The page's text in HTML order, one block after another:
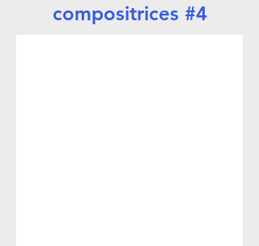
compositrices #4